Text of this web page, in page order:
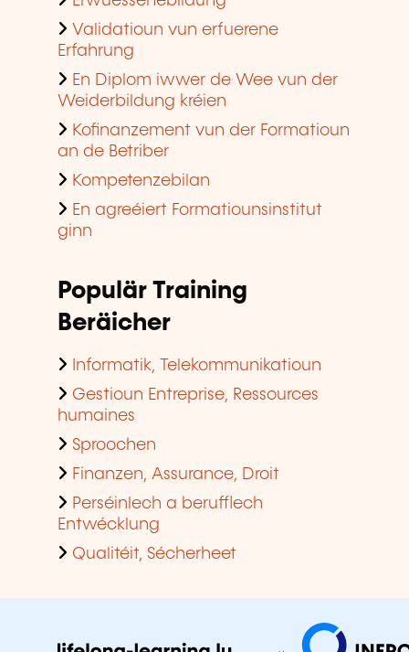
Validatioun vun erfuerene
Erfahrung
En Diplom iwwer de Wee vun der
Weiderbildung kréien
Kofinanzement vun der Formatioun
an de Betriber
Kompetenzebilan
En agreéiert Formatiounsinstitut
ginn
Populär Training
Beräicher
Informatik, Telekommunikatioun
Gestioun Entreprise, Ressources
humaines
Sproochen
Finanzen, Assurance, Droit
Perséinlech a berufflech
Entwécklung
Qualitéit, Sécherheet